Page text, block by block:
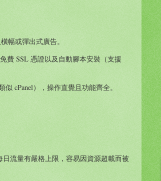
幅或彈出式廣告。
費 SSL 憑證以及自動腳本安裝（支援
cPanel），操作直覺且功能齊全。
流量有嚴格上限，容易因資源超載而被